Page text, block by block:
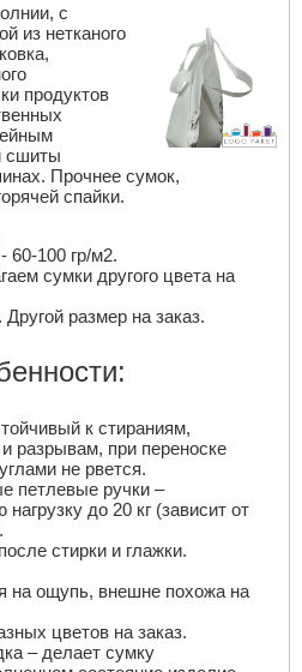
с
из нетканого
продуктов
сшиты
Прочнее сумок,
спайки.
60-100 гр/м2.
сумки другого цвета на
размер на заказ.
к стираниям,
разрывам, при переноске
не рвется.
петлевые ручки –
до 20 кг (зависит от
стирки и глажки.
на ощупь, внешне похожа на
цветов на заказ.
– делает сумку